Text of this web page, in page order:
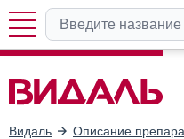
Видаль Описание